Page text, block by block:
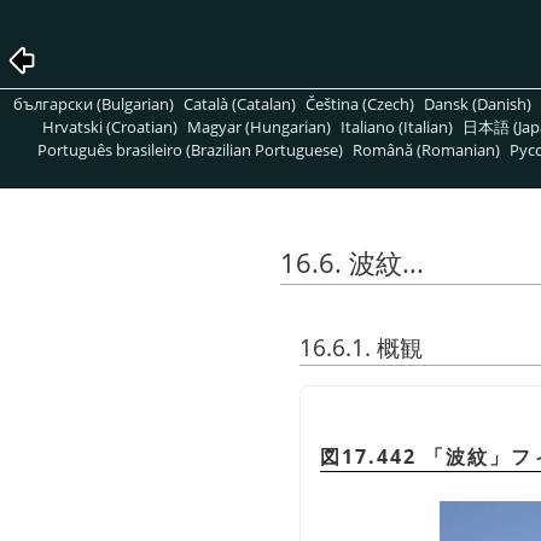
български (Bulgarian) Català (Catalan) Čeština (Czech) Dansk (Danish)
Hrvatski (Croatian) Magyar (Hungarian) Italiano (Italian) 日本語
Português brasileiro (Brazilian Portuguese) Română (Romanian)
16.6. 波紋...
16.6.1. 概観
図17.442 「波紋 」 フ